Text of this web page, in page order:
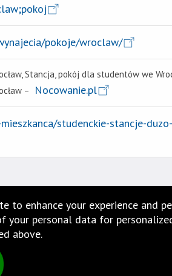
pokoje/wroclaw/
Stancja, pokój dla studentów we
–
Nocowanie.pl
studenckie-stancje-
to enhance your experience and
personal data for
above.